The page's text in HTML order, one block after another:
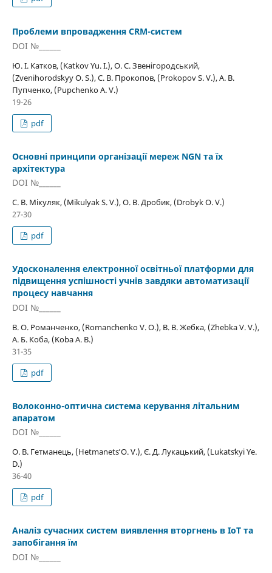
Проблеми впровадження CRM­-cистем
DOI №______
Ю. І. Катков, (Katkov Yu. І.), О. С. Звенігородський,
(Zvenihorodsʹkyy O. S.), С. В. Прокопов, (Prokopov S. V.), А. В.
Пупченко, (Pupchenko A. V.)
19-26
pdf
Основні принципи організації мереж NGN та їх
архітектура
DOI №______
С. В. Мікуляк, (Mikulyak S. V.), О. В. Дробик, (Drobyk O. V.)
27-30
pdf
Удосконалення електронної освітньої платформи для
підвищення успішності учнів завдяки автоматизації
процесу навчання
DOI №______
В. О. Романченко, (Romanchenko V. O.), В. В. Жебка, (Zhebka V. V.),
А. Б. Коба, (Koba A. B.)
31-35
pdf
Волоконно-­оптична система керування літальним
апаратом
DOI №______
О. В. Гетманець, (Hetmanetsʹ O. V.), Є. Д. Лукацький, (Lukatsʹkyi Ye.
D.)
36-40
pdf
Аналiз сучасних систем виявлення вторгнень в IoТ та
запобiгання їм
DOI №______